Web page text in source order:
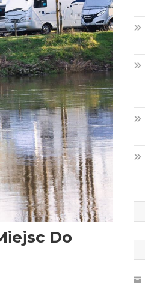
Do